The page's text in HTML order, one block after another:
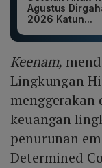
Agustus
2026 Katun...
Keenam,
Lingkungan
menggerakan
keuangan
penurunan
Determined